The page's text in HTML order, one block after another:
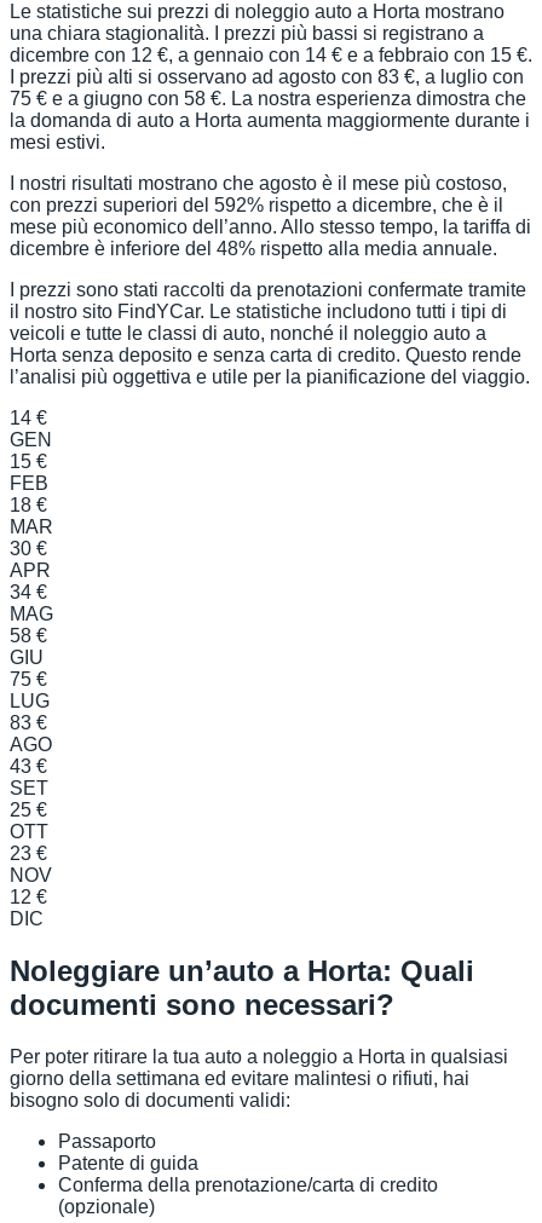
Le statistiche sui prezzi di noleggio auto a Horta mostrano
una chiara stagionalità. I prezzi più bassi si registrano a
dicembre con 12 €, a gennaio con 14 € e a febbraio con 15 €.
I prezzi più alti si osservano ad agosto con 83 €, a luglio con
75 € e a giugno con 58 €. La nostra esperienza dimostra che
la domanda di auto a Horta aumenta maggiormente durante i
mesi estivi.
I nostri risultati mostrano che agosto è il mese più costoso,
con prezzi superiori del 592% rispetto a dicembre, che è il
mese più economico dell’anno. Allo stesso tempo, la tariffa di
dicembre è inferiore del 48% rispetto alla media annuale.
I prezzi sono stati raccolti da prenotazioni confermate tramite
il nostro sito FindYCar. Le statistiche includono tutti i tipi di
veicoli e tutte le classi di auto, nonché il noleggio auto a
Horta senza deposito e senza carta di credito. Questo rende
l’analisi più oggettiva e utile per la pianificazione del viaggio.
14 €
GEN
15 €
FEB
18 €
MAR
30 €
APR
34 €
MAG
58 €
GIU
75 €
LUG
83 €
AGO
43 €
SET
25 €
OTT
23 €
NOV
12 €
DIC
Noleggiare un’auto a Horta: Quali
documenti sono necessari?
Per poter ritirare la tua auto a noleggio a Horta in qualsiasi
giorno della settimana ed evitare malintesi o rifiuti, hai
bisogno solo di documenti validi:
Passaporto
Patente di guida
Conferma della prenotazione/carta di credito
(opzionale)